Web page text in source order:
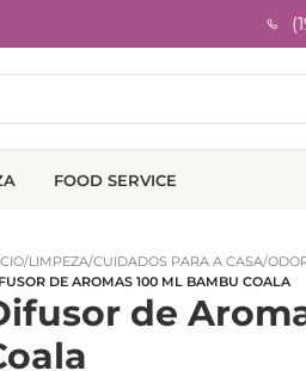
FOOD SERVICE
/LIMPEZA/CUIDADOS PARA A CASA/
DE AROMAS 100 ML BAMBU COALA
de